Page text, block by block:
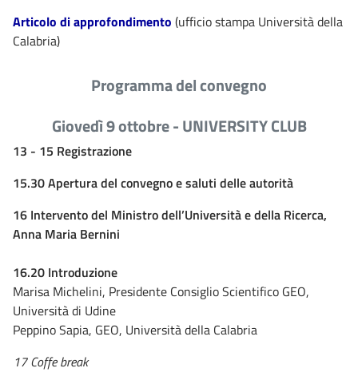
Articolo di approfondimento (ufficio stampa Università della
Calabria)
Programma del convegno
Giovedì 9 ottobre - UNIVERSITY CLUB
13 - 15 Registrazione
15.30 Apertura del convegno e saluti delle autorità
16 Intervento del Ministro dell’Università e della Ricerca,
Anna Maria Bernini
16.20 Introduzione
Marisa Michelini, Presidente Consiglio Scientifico GEO,
Università di Udine
Peppino Sapia, GEO, Università della Calabria
17 Coffe break